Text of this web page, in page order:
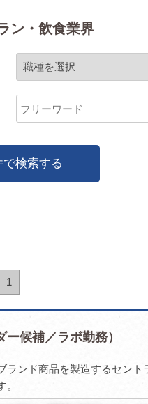
ン・飲食業界
で検索する
1
候補／ラボ勤務）
ランド商品を製造するセン
。